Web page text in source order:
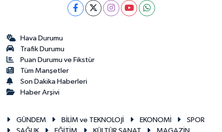
Hava Durumu
Trafik Durumu
Puan Durumu ve Fikstür
Tüm Manşetler
Son Dakika Haberleri
Haber Arşivi
GÜNDEM BİLİM ve TEKNOLOJİ EKONOMİ
SPOR
SAĞLIK
EĞİTİM KÜLTÜR SANAT MAGAZİN